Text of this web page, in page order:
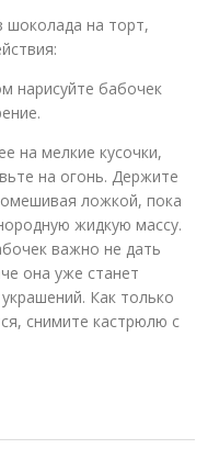
шоколада на торт,
нарисуйте бабочек
на мелкие кусочки,
на огонь. Держите
ложкой, пока
жидкую массу.
важно не дать
она уже станет
Как только
снимите кастрюлю с